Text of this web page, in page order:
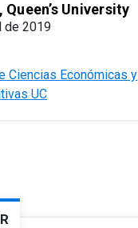
University
de 2019
Ciencias Económicas y
UC